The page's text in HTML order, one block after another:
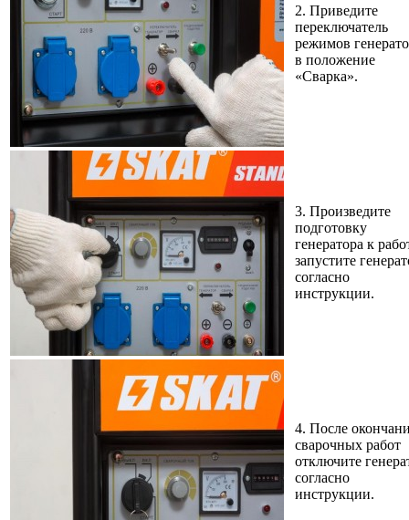
2. Приведите
переключатель
режимов
в положение
«Сварка».
3. Произведите
подготовку
генератора к
запустите
согласно
инструкции.
4. После
сварочных работ
отключите
согласно
инструкции.